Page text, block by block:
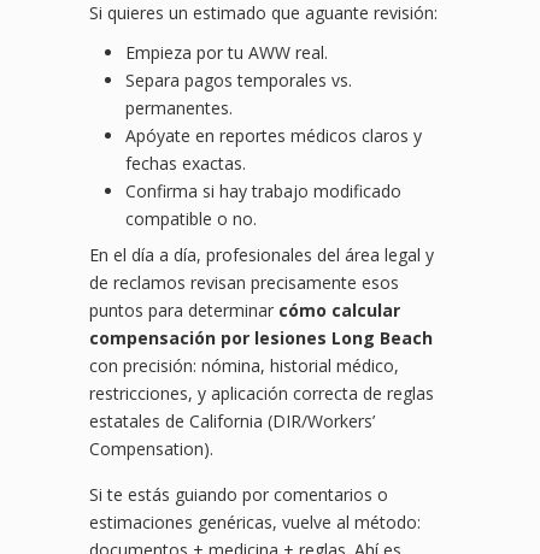
Si quieres un estimado que aguante revisión:
Empieza por tu AWW real.
Separa pagos temporales vs.
permanentes.
Apóyate en reportes médicos claros y
fechas exactas.
Confirma si hay trabajo modificado
compatible o no.
En el día a día, profesionales del área legal y
de reclamos revisan precisamente esos
puntos para determinar cómo calcular
compensación por lesiones Long Beach
con precisión: nómina, historial médico,
restricciones, y aplicación correcta de reglas
estatales de California (DIR/Workers’
Compensation).
Si te estás guiando por comentarios o
estimaciones genéricas, vuelve al método: